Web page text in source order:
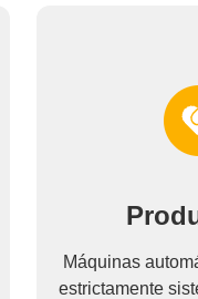
Máquinas
estrictamente